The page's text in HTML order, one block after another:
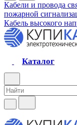
Кабели и провода
пожарной
Кабель высокого
Каталог